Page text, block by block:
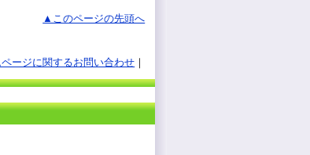
▲このページの先頭へ
ページに関するお問い合わせ